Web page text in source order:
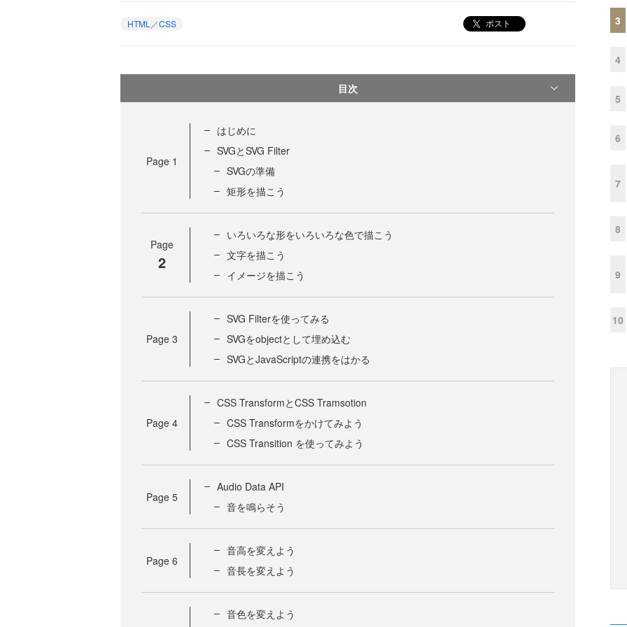
HTML／CSS ポスト
目次
Page 1
はじめに
SVGとSVG Filter
SVGの準備
矩形を描こう
Page
2
いろいろな形をいろいろな色で描こう
文字を描こう
イメージを描こう
Page 3
SVG Filterを使ってみる
SVGをobjectとして埋め込む
SVGとJavaScriptの連携をはかる
Page 4
CSS TransformとCSS Tramsotion
CSS Transformをかけてみよう
CSS Transition を使ってみよう
Page 5
Audio Data API
音を鳴らそう
Page 6
音高を変えよう
音長を変えよう
音色を変えよう
3
4
5
6
7
8
9
10